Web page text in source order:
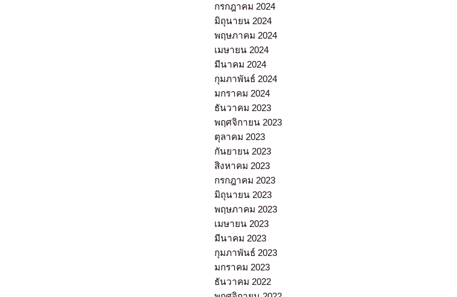
กรกฎาคม 2024
มิถุนายน 2024
พฤษภาคม 2024
เมษายน 2024
มีนาคม 2024
กุมภาพันธ์ 2024
มกราคม 2024
ธันวาคม 2023
พฤศจิกายน 2023
ตุลาคม 2023
กันยายน 2023
สิงหาคม 2023
กรกฎาคม 2023
มิถุนายน 2023
พฤษภาคม 2023
เมษายน 2023
มีนาคม 2023
กุมภาพันธ์ 2023
มกราคม 2023
ธันวาคม 2022